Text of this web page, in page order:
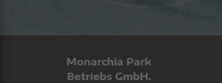
Monarchia Park
Betriebs GmbH.